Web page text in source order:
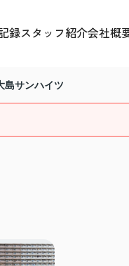
録スタッフ紹介会社概
島サンハイツ